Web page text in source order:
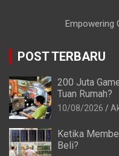
Empowering
POST TERBARU
200 Juta
Tuan Rumah?
10/08/2026
Ketika
Beli?